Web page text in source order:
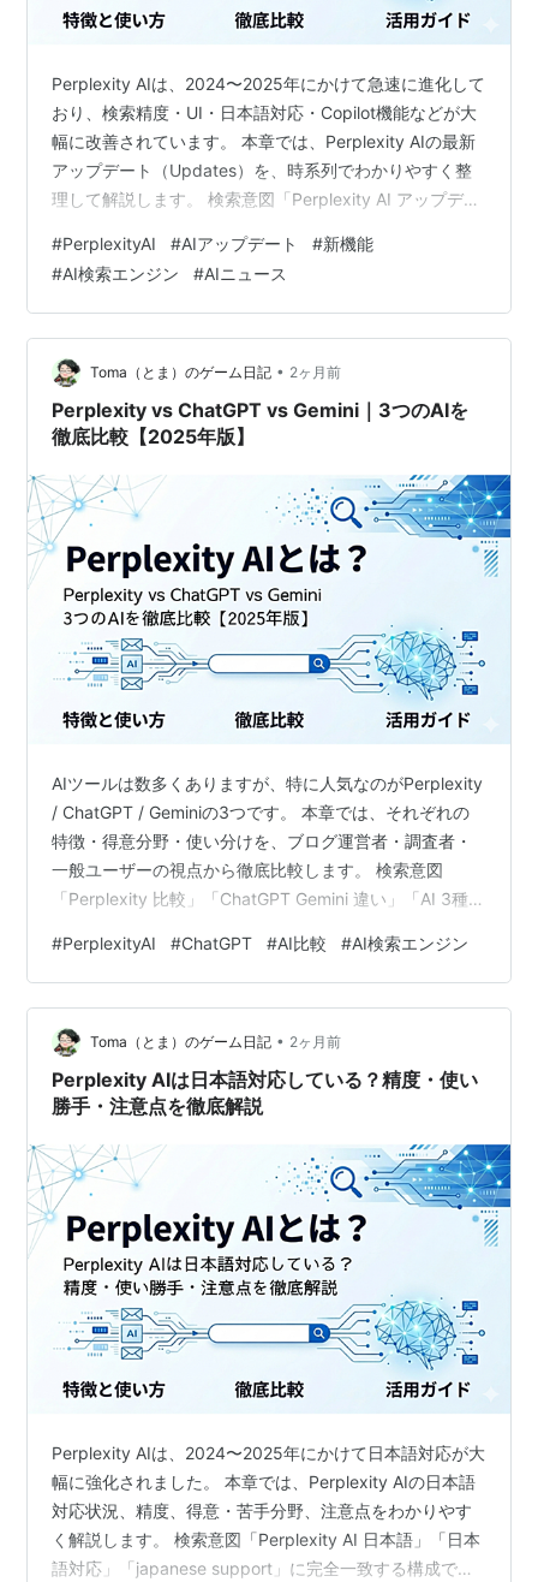
Perplexity AIは、2024〜2025年にかけて急速に進化して
おり、検索精度・UI・日本語対応・Copilot機能などが大
幅に改善されています。 本章では、Perplexity AIの最新
アップデート（Updates）を、時系列でわかりやすく整
理して解説します。 検索意図「Perplexity AI アップデー
この記事でわかること Perplexity AIの最新アップデート
内容 検索精度・UI・日本語対応の改善点 Copilot機能の
進化 Proプランの新機能 AIモデルの更新（GPT・Claude
など） ブログ運営・SEOへの影…
#PerplexityAI #AIアップデート #新機能
#AI検索エンジン #AIニュース
Toma（とま）のゲーム日記 • 2ヶ月前
Perplexity vs ChatGPT vs Gemini｜3つのAIを
徹底比較【2025年版】
AIツールは数多くありますが、特に人気なのがPerplexity
/ ChatGPT / Geminiの3つです。 本章では、それぞれの
特徴・得意分野・使い分けを、ブログ運営者・調査者・
一般ユーザーの視点から徹底比較します。 検索意図
「Perplexity 比較」「ChatGPT Gemini 違い」「AI 3種
Perplexity / ChatGPT / Gemini の特徴 3つのAIの得意・
苦手分野 文章生成・調査・要約の比較 ブログ運営での使
い分け 3つのAIの比較表（総合まとめ） この記事でわか
ること 1. 3つのAIの特徴をざ…
#PerplexityAI #ChatGPT #AI比較 #AI検索エンジン
Toma（とま）のゲーム日記 • 2ヶ月前
Perplexity AIは日本語対応している？精度・使い
勝手・注意点を徹底解説
Perplexity AIは、2024〜2025年にかけて日本語対応が大
幅に強化されました。 本章では、Perplexity AIの日本語
対応状況、精度、得意・苦手分野、注意点をわかりやす
く解説します。 検索意図「Perplexity AI 日本語」「日本
語対応」「japanese support」に完全一致する構成で